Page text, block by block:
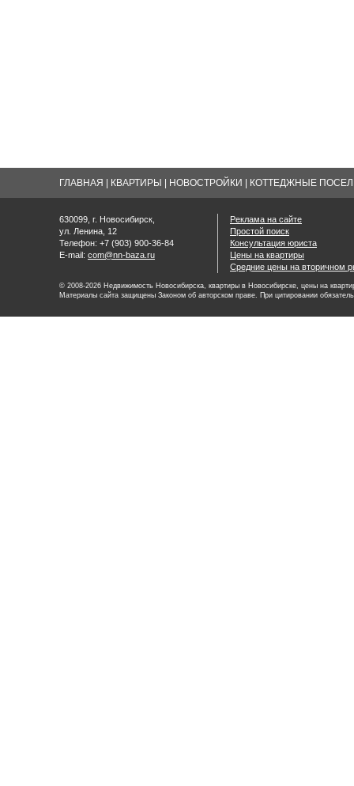
ГЛАВНАЯ КВАРТИРЫ НОВОСТРОЙКИ КОТТЕДЖНЫЕ
630099, г. Новосибирск,
ул. Ленина, 12
Телефон: +7 (903) 900-36-84
E-mail: com@nn-baza.ru
Реклама на сайте
Простой поиск
Консультация юриста
Цены на квартиры
Средние цены на вторичном
© 2008-2026 Недвижимость Новосибирска, квартиры в Новосибирске, цены на
Материалы сайта защищены Законом об авторском праве. При цитировании